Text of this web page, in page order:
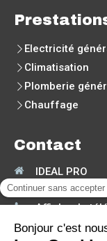
Electricité
Climatisation
Plomberie
Chauffage
Contact
IDEAL PRO
30190
Afficher le